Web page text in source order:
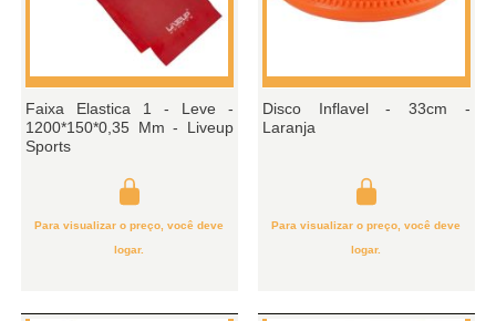
Faixa Elastica 1 - Leve -
1200*150*0,35 Mm - Liveup
Sports
Para visualizar o preço, você deve
logar.
Disco Inflavel - 33cm -
Laranja
Para visualizar o preço, você deve
logar.